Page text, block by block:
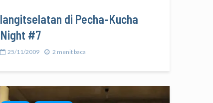
langitselatan di Pecha-Kucha
Night #7
25/11/2009 2 menit baca